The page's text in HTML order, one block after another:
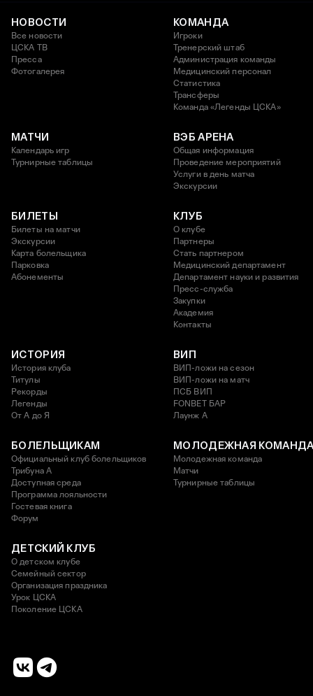
НОВОСТИ
Все новости
ЦСКА ТВ
Пресса
Фотогалерея
КОМАНДА
Игроки
Тренерский штаб
Администрация команды
Медицинский персонал
Статистика
Трансферы
Команда «Легенды ЦСКА»
МАТЧИ
Календарь игр
Турнирные таблицы
ВЭБ АРЕНА
Общая информация
Проведение мероприятий
Услуги в день матча
Экскурсии
БИЛЕТЫ
Билеты на матчи
Экскурсии
Карта болельщика
Парковка
Абонементы
КЛУБ
О клубе
Партнеры
Стать партнером
Медицинский департамент
Департамент науки и развития
Пресс-служба
Закупки
Академия
Контакты
ИСТОРИЯ
История клуба
Титулы
Рекорды
Легенды
От А до Я
ВИП
ВИП-ложи на сезон
ВИП-ложи на матч
ПСБ ВИП
FONBET БАР
Лаунж A
БОЛЕЛЬЩИКАМ
Официальный клуб болельщиков
Трибуна А
Доступная среда
Программа лояльности
Гостевая книга
Форум
МОЛОДЕЖНАЯ
Молодежная команда
Матчи
Турнирные таблицы
ДЕТСКИЙ КЛУБ
О детском клубе
Семейный сектор
Организация праздника
Урок ЦСКА
Поколение ЦСКА